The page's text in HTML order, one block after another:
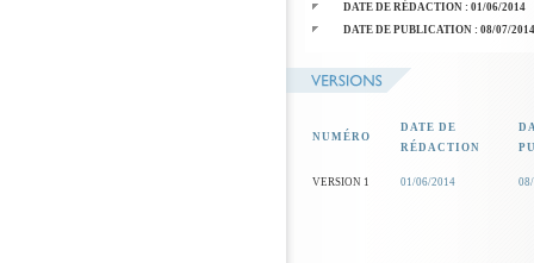
DATE DE RÉDACTION : 01/06/2014
DATE DE PUBLICATION : 08/07/2014
NUMÉRO
DATE DE
RÉDACTION
VERSION 1 01/06/2014